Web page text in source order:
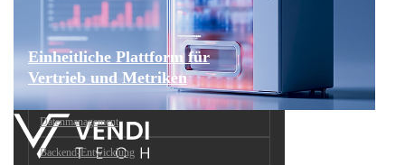
Einheitliche Plattform für
Vertrieb und Metriken
Datenmanagement
Backend-Entwicklung